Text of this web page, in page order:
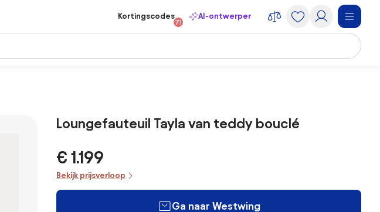
Kortingscodes
71
AI-ontwerper
Loungefauteuil Tayla van teddy bouclé
€ 1.199
Bekijk prijsverloop
Ga naar Westwing